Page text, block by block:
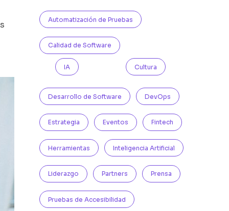
Automatización de Pruebas
Calidad de Software
IA Cultura
Desarrollo de Software DevOps
Estrategia Eventos Fintech
Herramientas Inteligencia Artificial
Liderazgo Partners Prensa
Pruebas de Accesibilidad